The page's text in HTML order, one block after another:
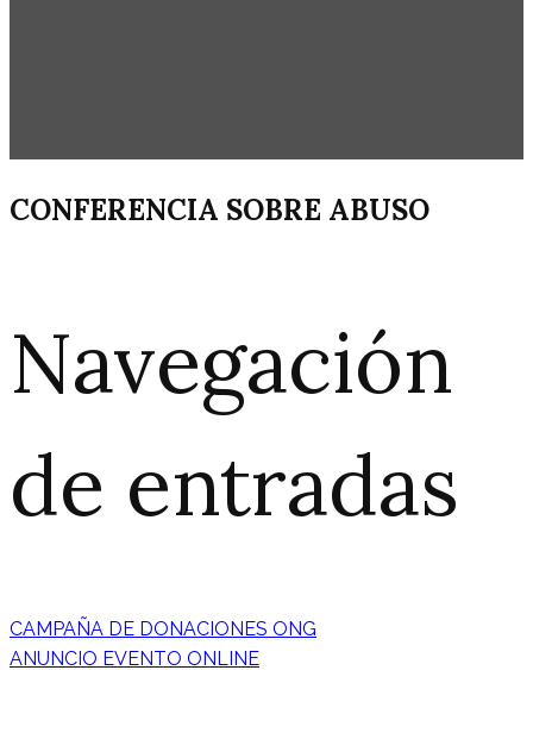
CONFERENCIA SOBRE ABUSO
Navegación
de entradas
CAMPAÑA DE DONACIONES ONG
ANUNCIO EVENTO ONLINE